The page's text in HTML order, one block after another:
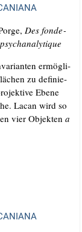
Des fon­de­
ermög­li­
zu defi­nie­
Ebe­ne
Lacan wird so
vier Objek­ten a